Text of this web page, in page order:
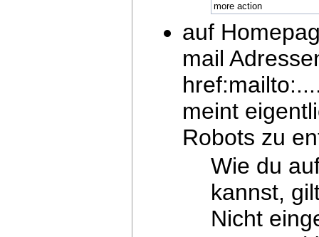
more action
auf
mail
meint
Robots zu
Wie du
kannst,
Nicht